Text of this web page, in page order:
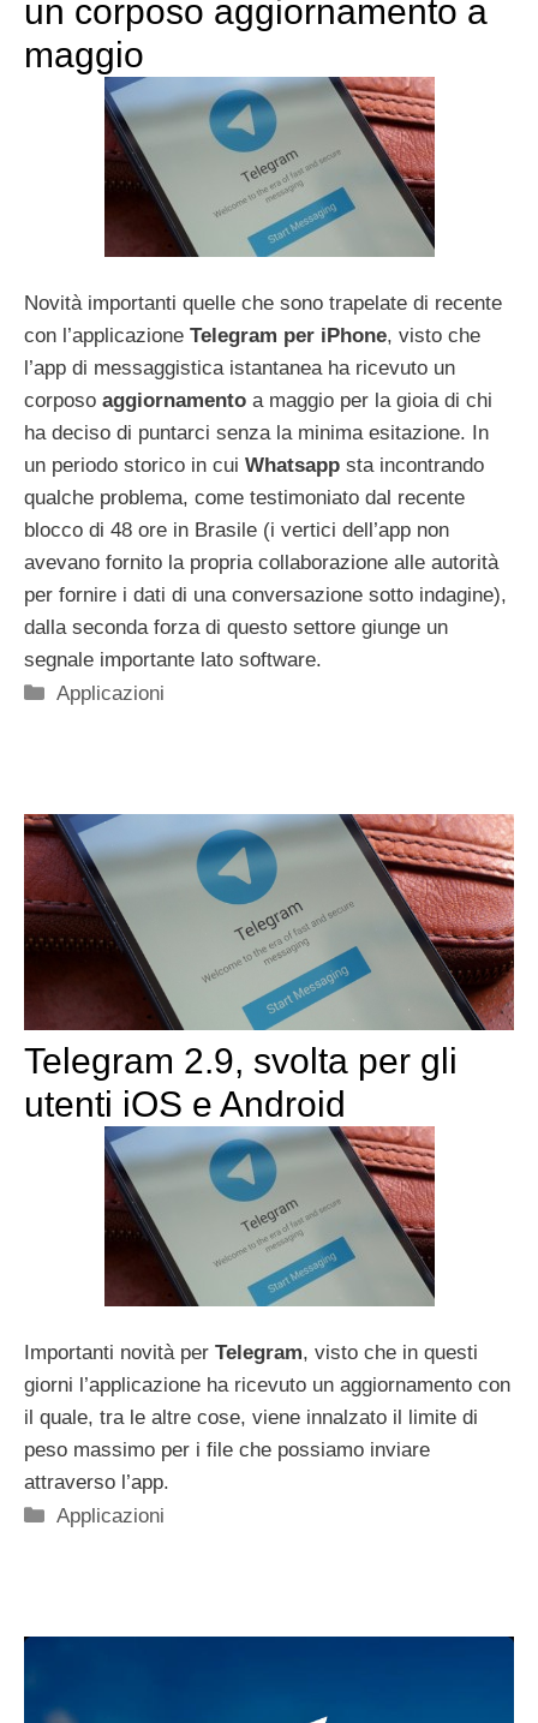
un corposo aggiornamento a
maggio
Novità importanti quelle che sono trapelate di recente
con l’applicazione Telegram per iPhone, visto che
l’app di messaggistica istantanea ha ricevuto un
corposo aggiornamento a maggio per la gioia di chi
ha deciso di puntarci senza la minima esitazione. In
un periodo storico in cui Whatsapp sta incontrando
qualche problema, come testimoniato dal recente
blocco di 48 ore in Brasile (i vertici dell’app non
avevano fornito la propria collaborazione alle autorità
per fornire i dati di una conversazione sotto indagine),
dalla seconda forza di questo settore giunge un
segnale importante lato software.
Categorie
Applicazioni
Telegram 2.9, svolta per gli
utenti iOS e Android
Importanti novità per Telegram, visto che in questi
giorni l’applicazione ha ricevuto un aggiornamento con
il quale, tra le altre cose, viene innalzato il limite di
peso massimo per i file che possiamo inviare
attraverso l’app.
Categorie
Applicazioni